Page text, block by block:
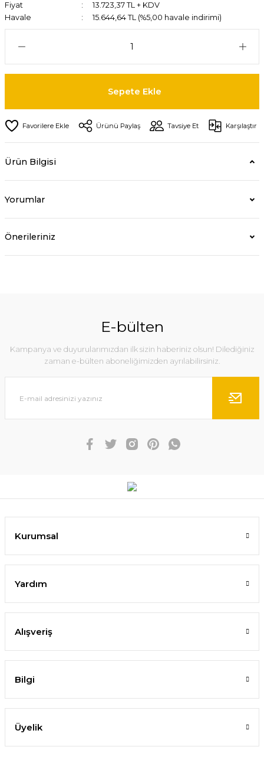
Fiyat
13.723,37 TL + KDV
Havale
15.644,64 TL (%5,00 havale indirimi)
Sepete Ekle
Ürünü Paylaş Tavsiye Et Karşılaştır
Ürün Bilgisi
Yorumlar
Önerileriniz
E-bülten
Kampanya ve duyurularımızdan ilk sizin haberiniz olsun! Dilediğiniz
zaman e-bülten aboneliğimizden ayrılabilirsiniz.
Kurumsal
Yardım
Alışveriş
Bilgi
Üyelik